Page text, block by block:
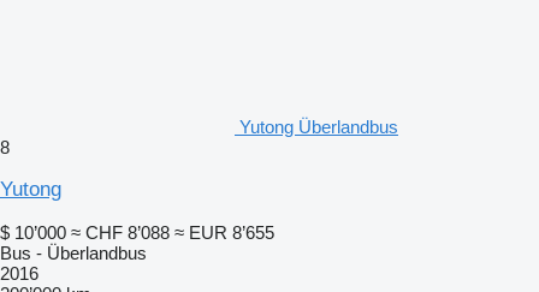
Yutong Überlandbus
8
Yutong
$ 10’000 ≈ CHF 8’088 ≈ EUR 8’655
Bus - Überlandbus
2016